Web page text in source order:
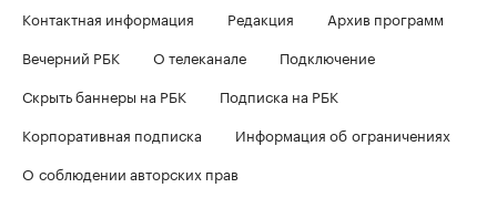
Контактная информация Редакция
Архив программ
Вечерний РБК
О телеканале
Подключение
Скрыть баннеры на РБК
Подписка на РБК
Корпоративная подписка
Информация об ограничениях
О соблюдении авторских прав